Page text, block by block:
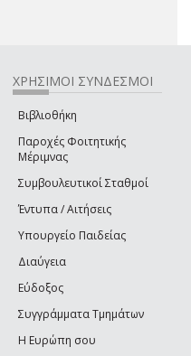
mail)
ΧΡΗΣΙΜΟΙ ΣΥΝΔΕΣΜΟΙ
Βιβλιοθήκη
Παροχές Φοιτητικής
Μέριμνας
Συμβουλευτικοί Σταθμοί
Έντυπα / Αιτήσεις
Υπουργείο Παιδείας
Διαύγεια
Εύδοξος
Συγγράμματα Τμημάτων
Η Ευρώπη σου